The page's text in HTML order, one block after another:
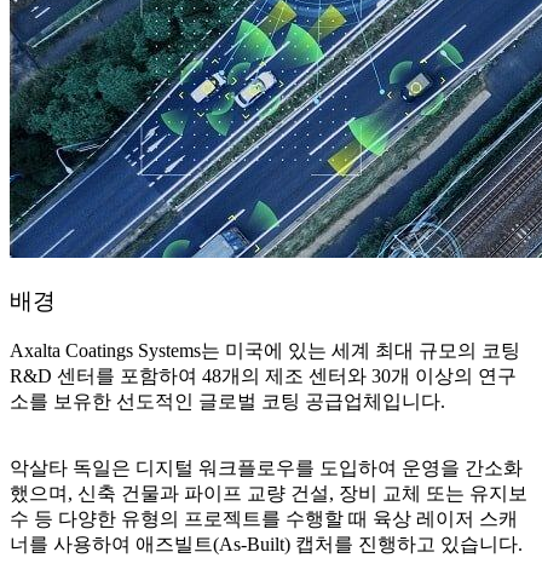
배경
Axalta Coatings Systems는 미국에 있는 세계 최대 규모의 코팅
R&D 센터를 포함하여 48개의 제조 센터와 30개 이상의 연구
소를 보유한 선도적인 글로벌 코팅 공급업체입니다.
악살타 독일은 디지털 워크플로우를 도입하여 운영을 간소화
했으며, 신축 건물과 파이프 교량 건설, 장비 교체 또는 유지보
수 등 다양한 유형의 프로젝트를 수행할 때 육상 레이저 스캐
너를 사용하여 애즈빌트(As-Built) 캡처를 진행하고 있습니다.